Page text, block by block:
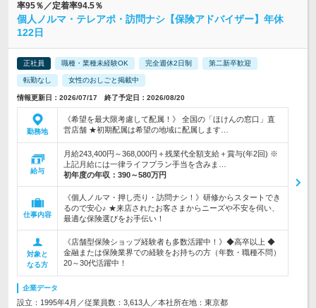
率95％／定着率94.5％
個人ノルマ・テレアポ・訪問ナシ【保険アドバイザー】年休
122日
正社員 職種・業種未経験OK 完全週休2日制 第二新卒歓迎
転勤なし 女性のおしごと掲載中
情報更新日：2026/07/17 終了予定日：2026/08/20
勤務地
《希望を最大限考慮して配属！》 全国の「ほけんの窓口」直
営店舗 ★初期配属は希望の地域に配属します…
給与
月給243,400円～368,000円＋残業代全額支給＋賞与(年2回) ※
上記月給には一律ライフプラン手当を含みま…
初年度の年収： 390～580万円
仕事内容
《個人ノルマ・押し売り・訪問ナシ！》研修からスタートでき
るので安心♪ ★来店されたお客さまからニーズや不安を伺い、
最適な保険選びをお手伝い！
対象と
なる方
《店舗型保険ショップ経験者も多数活躍中！》◆高卒以上 ◆
金融または保険業界での経験をお持ちの方（年数・職種不問）
20～30代活躍中！
企業データ
設立：1995年4月／従業員数：3,613人／本社所在地：東京都